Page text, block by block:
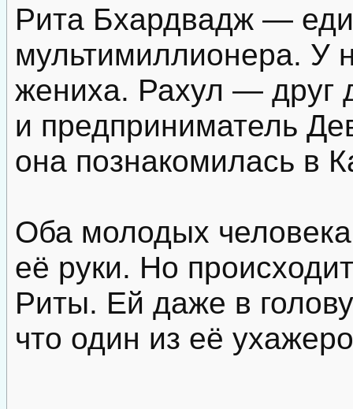
Рита Бхардвадж —
мультимиллионера. У
жениха. Рахул — друг
и предприниматель
она познакомилась в
Оба молодых
её руки. Но
Риты. Ей даже в
что один из её